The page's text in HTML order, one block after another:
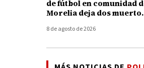
de fútbol en comunidad
Morelia deja dos
8 de agosto de 2026